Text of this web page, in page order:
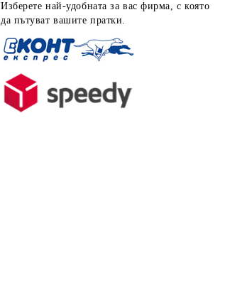
Изберете най-удобната за вас фирма, с която
да пътуват вашите пратки.